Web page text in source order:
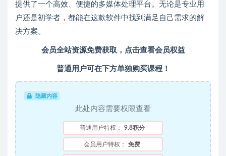
提供了一个高效、便捷的多媒体处理平台。无论是专业用
户还是初学者，都能在这款软件中找到满足自己需求的解
决方案。
会员全站资源免费获取，点击查看会员权益
普通用户可在下方单独购买课程！
隐藏内容
此处内容需要权限查看
普通用户特权： 9.8积分
会员用户特权： 免费